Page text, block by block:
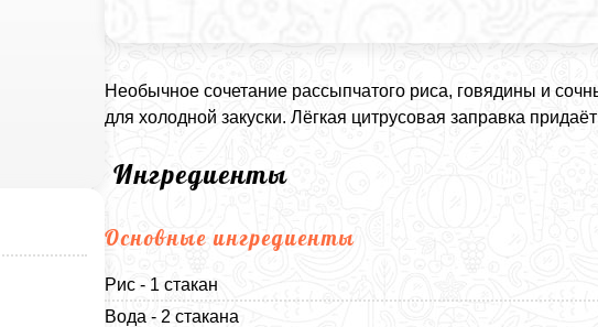
Необычное сочетание рассыпчатого риса, говядины и
для холодной закуски. Лёгкая цитрусовая заправка
Ингредиенты
Основные ингредиенты
Рис - 1 стакан
Вода - 2 стакана